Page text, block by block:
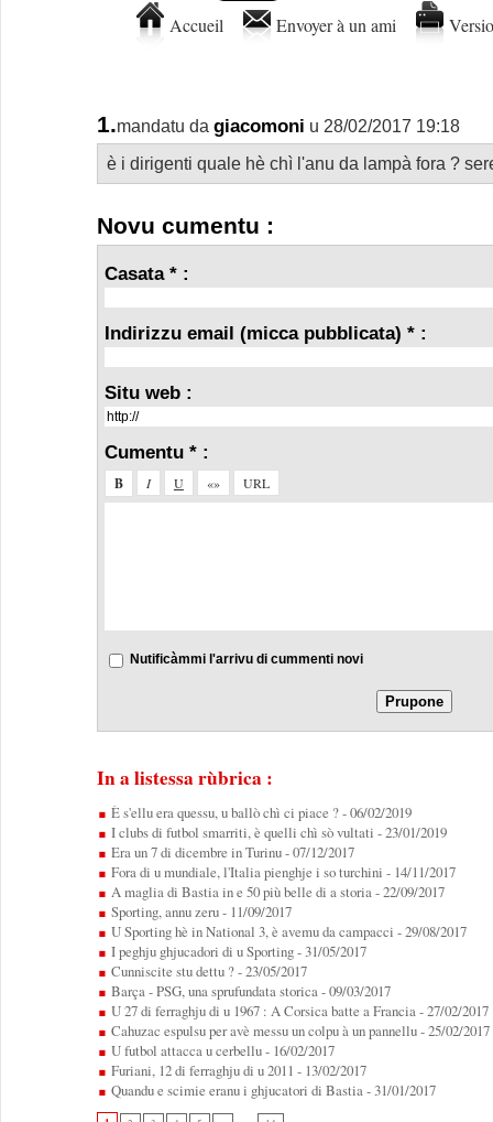
Accueil Envoyer à un ami
1.mandatu da giacomoni u 28/02/2017 19:18
è i dirigenti quale hè chì l'anu da lampà fora ?
Novu cumentu :
Casata * :
Indirizzu email (micca pubblicata) * :
Situ web :
Cumentu * :
Nutificàmmi l'arrivu di cummenti novi
In a listessa rùbrica :
È s'ellu era quessu, u ballò chì ci piace ?- 06/02/2019
I clubs di futbol smarriti, è quelli chì sò vultati - 23/01/2019
Era un 7 di dicembre in Turinu- 07/12/2017
Fora di u mundiale, l'Italia pienghje i so turchini - 14/11/2017
A maglia di Bastia in e 50 più belle di a storia- 22/09/2017
Sporting, annu zeru- 11/09/2017
U Sporting hè in National 3, è avemu da campacci - 29/08/2017
I peghju ghjucadori di u Sporting- 31/05/2017
Cunniscite stu dettu ?- 23/05/2017
Barça - PSG, una sprufundata storica- 09/03/2017
U 27 di ferraghju di u 1967 : A Corsica batte a Francia- 27/02/2017
Cahuzac espulsu per avè messu un colpu à un pannellu- 25/02/2017
U futbol attacca u cerbellu- 16/02/2017
Furiani, 12 di ferraghju di u 2011 - 13/02/2017
Quandu e scimie eranu i ghjucatori di Bastia- 31/01/2017